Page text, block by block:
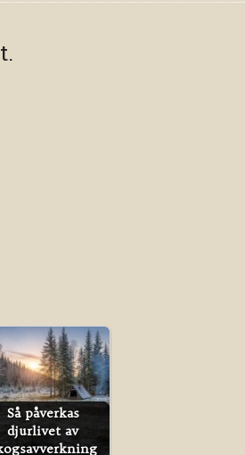
Så påverkas
djurlivet av